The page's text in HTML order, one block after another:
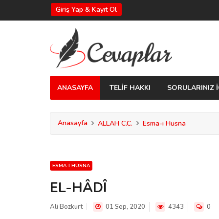
Giriş Yap & Kayıt Ol
ANASAYFA TELİF HAKKI SORULARINIZ
Anasayfa ALLAH C.C. Esma-i Hüsna
ESMA-I HÜSNA
EL-HÂDÎ
Ali Bozkurt 01 Sep, 2020 4343 0